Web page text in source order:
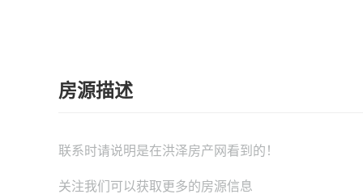
房源描述
联系时请说明是在洪泽房产网 看到的！
关注我们可以获取更多的房源信息